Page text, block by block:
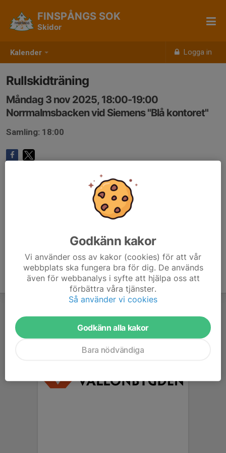
Kalender Logga in
FINSPÅNGS SOK
Skidor
Rullskidträning
Måndag 3 nov 2025, 18:00-19:00
Norrmalmsbacken vid Siemens "Blå kontoret"
Samling: 18:00
Godkänn kakor
Vi använder oss av kakor (cookies) för att vår
webbplats ska fungera bra för dig. De används
även för webbanalys i syfte att hjälpa oss att
förbättra våra tjänster.
Så använder vi cookies
Godkänn alla kakor
Bara nödvändiga